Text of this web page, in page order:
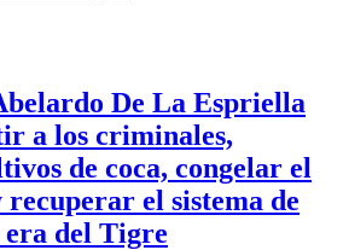
De La Espriella
a los criminales,
de coca, congelar el
recuperar el sistema de
del Tigre